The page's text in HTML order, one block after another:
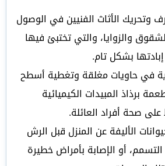
وتحريك الأثاث الفنيين في الوصول
والزوايا، والتي تختبئ فيها
بشكل تام.
في حاويات مغلقة وتغطية أسطح
برذاذ المبيدات الكيميائية
صحة أفراد العائلة.
الأليفة عن المنزل قبل الرش
أو الإصابة بأمراض خطيرة